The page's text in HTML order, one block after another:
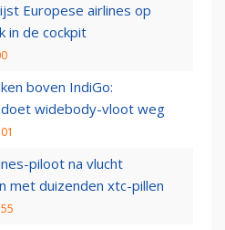
Europese airlines op
in de cockpit
boven IndiGo:
widebody-vloot weg
piloot na vlucht
met duizenden xtc-pillen